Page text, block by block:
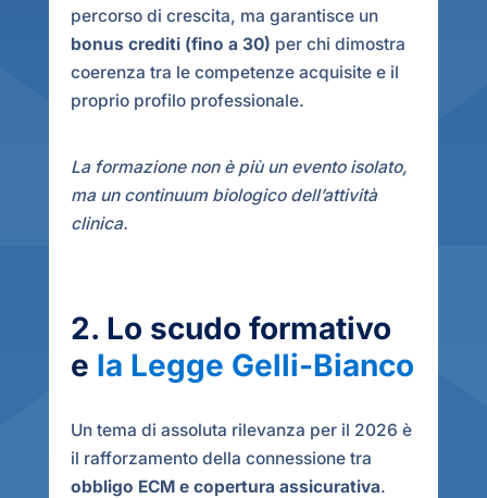
percorso di crescita, ma garantisce un
bonus crediti (fino a 30) per chi dimostra
coerenza tra le competenze acquisite e il
proprio profilo professionale.
La formazione non è più un evento isolato,
ma un continuum biologico dell’attività
clinica.
2. Lo scudo formativo
e la Legge Gelli-Bianco
Un tema di assoluta rilevanza per il 2026 è
il rafforzamento della connessione tra
obbligo ECM e copertura assicurativa.